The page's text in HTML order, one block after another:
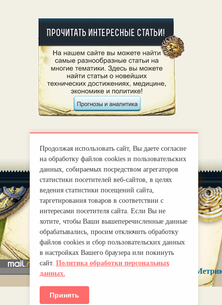
О нас |
Правила
mirprognoz@mail.ru
Продолжая использовать сайт, Вы даете согласие
на обработку файлов cookies и пользовательских
данных, собираемых посредством агрегаторов
статистики посетителей веб-сайтов, в целях
ведения статистики посещений сайта,
таргетирования товаров в соответствии с
интересами посетителя сайта. Если Вы не
хотите, чтобы Ваши вышеперечисленные данные
обрабатывались, просим отключить обработку
файлов cookies и сбор пользовательских данных
в настройках Вашего браузера или покинуть
сайт. Политика обработки персональных
данных.
Принять